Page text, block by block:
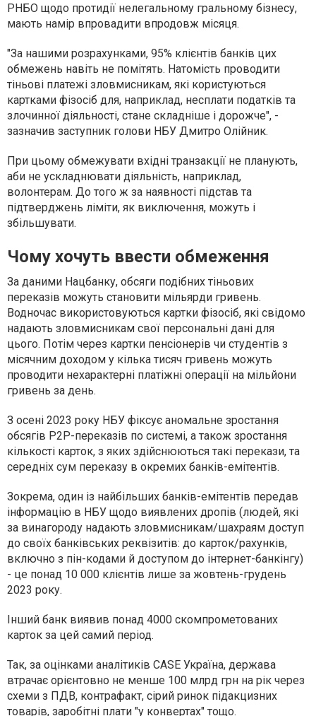
РНБО щодо протидії нелегальному гральному бізнесу,
мають намір впровадити впродовж місяця.
"За нашими розрахунками, 95% клієнтів банків цих
обмежень навіть не помітять. Натомість проводити
тіньові платежі зловмисникам, які користуються
картками фізосіб для, наприклад, несплати податків та
злочинної діяльності, стане складніше і дорожче", -
зазначив заступник голови НБУ Дмитро Олійник.
При цьому обмежувати вхідні транзакції не планують,
аби не ускладнювати діяльність, наприклад,
волонтерам. До того ж за наявності підстав та
підтверджень ліміти, як виключення, можуть і
збільшувати.
Чому хочуть ввести обмеження
За даними Нацбанку, обсяги подібних тіньових
переказів можуть становити мільярди гривень.
Водночас використовуються картки фізосіб, які свідомо
надають зловмисникам свої персональні дані для
цього. Потім через картки пенсіонерів чи студентів з
місячним доходом у кілька тисяч гривень можуть
проводити нехарактерні платіжні операції на мільйони
гривень за день.
З осені 2023 року НБУ фіксує аномальне зростання
обсягів P2P-переказів по системі, а також зростання
кількості карток, з яких здійснюються такі перекази, та
середніх сум переказу в окремих банків-емітентів.
Зокрема, один із найбільших банків-емітентів передав
інформацію в НБУ щодо виявлених дропів (людей, які
за винагороду надають зловмисникам/шахраям доступ
до своїх банківських реквізитів: до карток/рахунків,
включно з пін-кодами й доступом до інтернет-банкінгу)
- це понад 10 000 клієнтів лише за жовтень-грудень
2023 року.
Інший банк виявив понад 4000 скомпрометованих
карток за цей самий період.
Так, за оцінками аналітиків CASE Україна, держава
втрачає орієнтовно не менше 100 млрд грн на рік через
схеми з ПДВ, контрафакт, сірий ринок підакцизних
товарів, заробітні плати "у конвертах" тощо.